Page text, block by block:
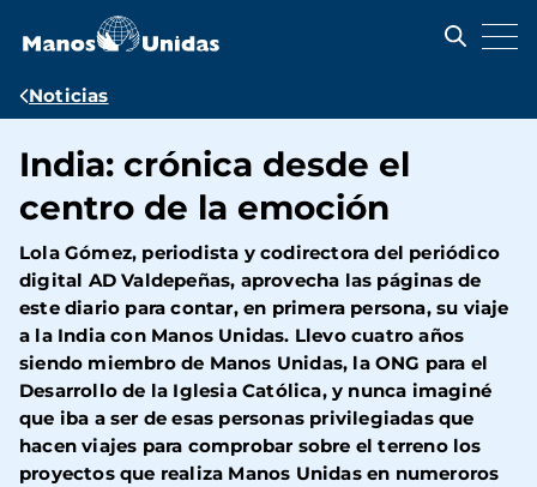
contenido
Ruta
navegación
Noticias
India: crónica desde el
centro de la emoción
Lola Gómez, periodista y codirectora del periódico
digital AD Valdepeñas, aprovecha las páginas de
este diario para contar, en primera persona, su viaje
a la India con Manos Unidas. Llevo cuatro años
siendo miembro de Manos Unidas, la ONG para el
Desarrollo de la Iglesia Católica, y nunca imaginé
que iba a ser de esas personas privilegiadas que
hacen viajes para comprobar sobre el terreno los
proyectos que realiza Manos Unidas en numeroros